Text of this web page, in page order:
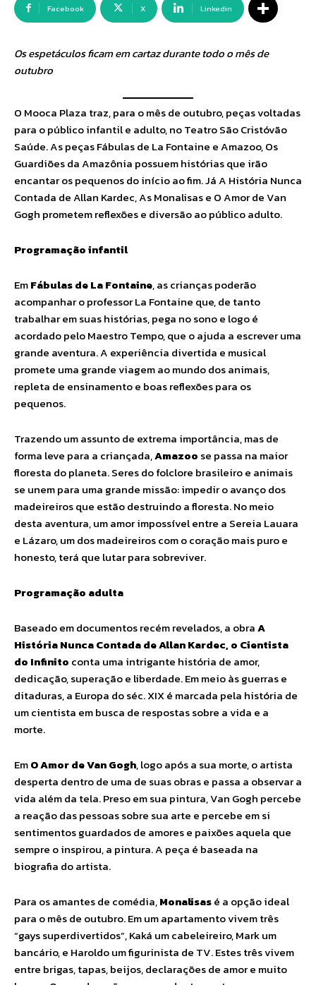
Facebook X Linkedin
Os espetáculos ficam em cartaz durante todo o mês de
outubro
O Mooca Plaza traz, para o mês de outubro, peças voltadas
para o público infantil e adulto, no Teatro São Cristóvão
Saúde. As peças Fábulas de La Fontaine e Amazoo, Os
Guardiões da Amazônia possuem histórias que irão
encantar os pequenos do início ao fim. Já A História Nunca
Contada de Allan Kardec, As Monalisas e O Amor de Van
Gogh prometem reflexões e diversão ao público adulto.
Programação infantil
EmFábulas de La Fontaine, as crianças poderão
acompanhar o professor La Fontaine que, de tanto
trabalhar em suas histórias, pega no sono e logo é
acordado pelo Maestro Tempo, que o ajuda a escrever uma
grande aventura. A experiência divertida e musical
promete uma grande viagem ao mundo dos animais,
repleta de ensinamento e boas reflexões para os
pequenos.
Trazendo um assunto de extrema importância, mas de
forma leve para a criançada,Amazoo se passa na maior
floresta do planeta. Seres do folclore brasileiro e animais
se unem para uma grande missão: impedir o avanço dos
madeireiros que estão destruindo a floresta. No meio
desta aventura, um amor impossível entre a Sereia Lauara
e Lázaro, um dos madeireiros com o coração mais puro e
honesto, terá que lutar para sobreviver.
Programação adulta
Baseado em documentos recém revelados, a obraA
História Nunca Contada de Allan Kardec, o Cientista
do Infinito conta uma intrigante história de amor,
dedicação, superação e liberdade. Em meio às guerras e
ditaduras, a Europa do séc. XIX é marcada pela história de
um cientista em busca de respostas sobre a vida e a
morte.
EmO Amor de Van Gogh, logo após a sua morte, o artista
desperta dentro de uma de suas obras e passa a observar a
vida além da tela. Preso em sua pintura, Van Gogh percebe
a reação das pessoas sobre sua arte e percebe em si
sentimentos guardados de amores e paixões aquela que
sempre o inspirou, a pintura. A peça é baseada na
biografia do artista.
Para os amantes de comédia,Monalisasé a opção ideal
para o mês de outubro. Em um apartamento vivem três
“gays superdivertidos”, Kaká um cabeleireiro, Mark um
bancário, e Haroldo um figurinista de TV. Estes três vivem
entre brigas, tapas, beijos, declarações de amor e muito